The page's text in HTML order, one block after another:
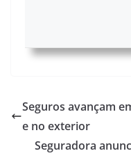
Seguros avançam
e no exterior
Seguradora